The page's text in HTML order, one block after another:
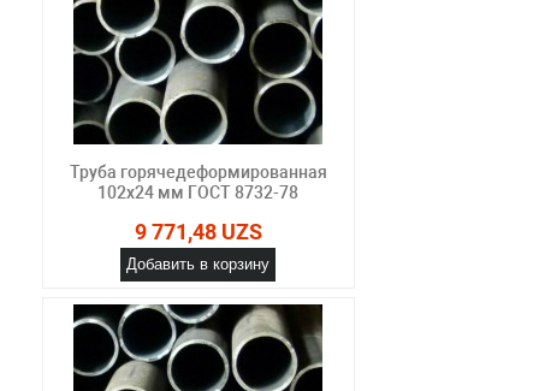
Труба горячедеформированная
102х24 мм ГОСТ 8732-78
9 771,48 UZS
Добавить в корзину